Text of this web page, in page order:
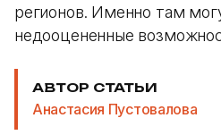
регионов. Именно там
недооцененные
АВТОР СТАТЬИ
Анастасия Пустовалова